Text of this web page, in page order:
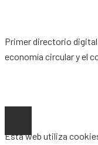
Primer directorio
economía circular y el
Esta web utiliza